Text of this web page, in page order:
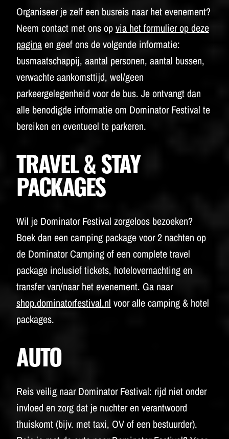
Organiseer je zelf een busreis naar het evenement?
Neem contact met ons opvia het formulier op deze
paginaen geef ons de volgende informatie:
busmaatschappij, aantal personen, aantal bussen,
verwachte aankomsttijd, wel/geen
parkeergelegenheid voor de bus. Je ontvangt dan
alle benodigde informatie om Dominator Festival te
bereiken en eventueel te parkeren.
TRAVEL & STAY
PACKAGES
Wil je Dominator Festival zorgeloos bezoeken?
Boek dan een camping package voor 2 nachten op
de Dominator Camping of een complete travel
package inclusief tickets, hotelovernachting en
transfer van/naar het evenement. Ga naar
shop.dominatorfestival.nl voor alle camping & hotel
packages.
AUTO
Reis veilig naar Dominator Festival: rijd niet onder
invloed en zorg dat je nuchter en verantwoord
thuiskomt (bijv. met taxi, OV of een bestuurder).